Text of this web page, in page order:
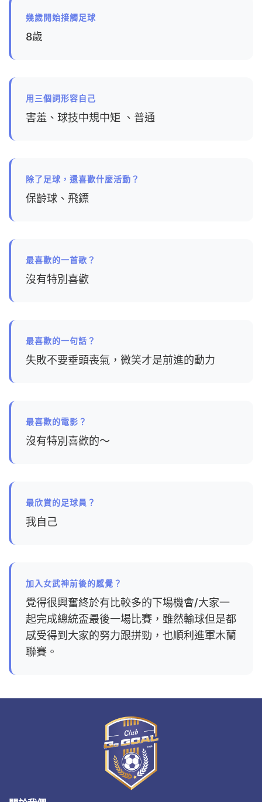
幾歲開始接觸足球
8歲
用三個詞形容自己
害羞、球技中規中矩 、普通
除了足球，還喜歡什麼活動？
保齡球、飛鏢
最喜歡的一首歌？
沒有特別喜歡
最喜歡的一句話？
失敗不要垂頭喪氣，微笑才是前進的動力
最喜歡的電影？
沒有特別喜歡的～
最欣賞的足球員？
我自己
加入女武神前後的感覺？
覺得很興奮終於有比較多的下場機會/大家一
起完成總統盃最後一場比賽，雖然輸球但是都
感受得到大家的努力跟拼勁，也順利進軍木蘭
聯賽。